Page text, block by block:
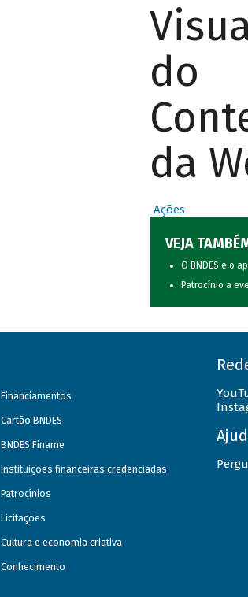
do
da
Ações
VEJA
O BNDES e o
Patrocínio a
Financiamentos
Cartão BNDES
BNDES Finame
Instituições financeiras credenciadas
Patrocínios
Licitações
Cultura e economia criativa
Conhecimento